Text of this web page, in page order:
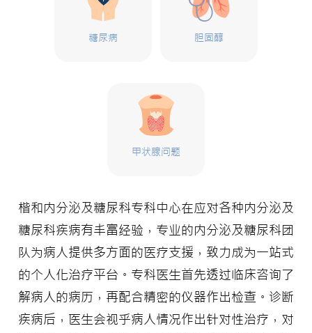
糖尿病 胆固醇
甲状腺问题
楷和内分泌及糖尿科专科中心在应对各种内分泌及
糖尿科疾病有丰富经验，专业的内分泌及糖尿科团
队为病人提供多方面的医疗支援，致力成为一站式
的个人化治疗平台。专科医生首先透过临床咨询了
解病人的病历，再配合精密的仪器作出检查。诊断
疾病后，医生会视乎病人情况作出针对性治疗，对